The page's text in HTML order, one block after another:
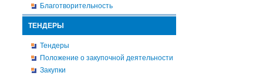
Благотворительность
ТЕНДЕРЫ
Тендеры
Положение о закупочной деятельности
Закупки